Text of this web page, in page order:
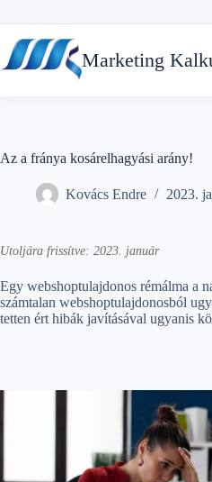
content
Marketing
Az a fránya kosárelhagyási arány!
Kovács Endre 2023.
Utoljára frissítve: 2023. január
Egy webshoptulajdonos rémálma a
számtalan webshoptulajdonosból
tetten ért hibák javításával ugyanis